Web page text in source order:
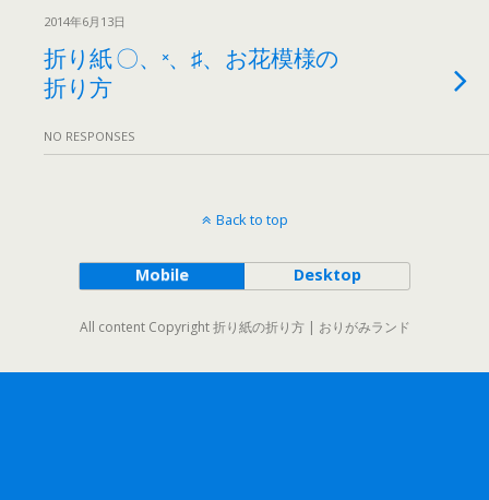
2014年6月13日
折り紙 〇、×、♯、お花模様の
折り方
NO RESPONSES
Back to top
Mobile Desktop
All content Copyright 折り紙の折り方 | おりがみランド